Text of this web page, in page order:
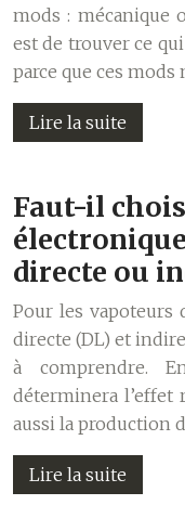
mods : mécanique
est de trouver ce
parce que ces mods
Lire la suite
Faut-il
directe ou
Pour les vapoteurs
directe (DL) et
à comprendre.
déterminera l’effet
aussi la production
Lire la suite